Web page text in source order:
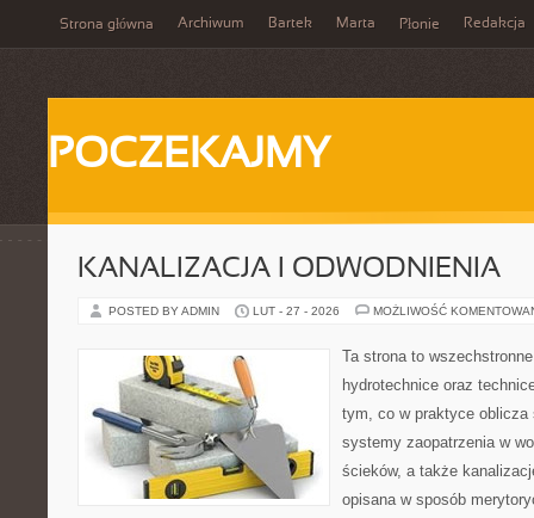
Strona główna Archiwum Bartek Marta Płonie Redakcja
POCZEKAJMY
KANALIZACJA I ODWODNIENIA
POSTED BY ADMIN LUT - 27 - 2026 MOŻLIWOŚĆ
Ta strona to
hydrotechnice oraz
tym, co w praktyce
systemy zaopatrzenia w
ścieków, a także
opisana w sposób